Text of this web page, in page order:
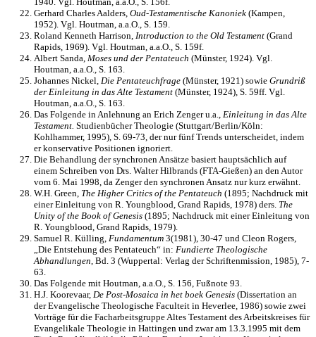
Gerhard Charles Aalders, Oud-Testamentische Kanoniek (Kampen,
1952). Vgl. Houtman, a.a.O., S. 159.
Roland Kenneth Harrison, Introduction to the Old Testament (Grand
Rapids, 1969). Vgl. Houtman, a.a.O., S. 159f.
Albert Sanda, Moses und der Pentateuch (Münster, 1924). Vgl.
Houtman, a.a.O., S. 163.
Johannes Nickel, Die Pentateuchfrage (Münster, 1921) sowie Grundriß
der Einleitung in das Alte Testament (Münster, 1924), S. 59ff. Vgl.
Houtman, a.a.O., S. 163.
Das Folgende in Anlehnung an Erich Zenger u.a., Einleitung in das Alte
Testament. Studienbücher Theologie (Stuttgart/Berlin/Köln:
Kohlhammer, 1995), S. 69-73, der nur fünf Trends unterscheidet, indem
er konservative Positionen ignoriert.
Die Behandlung der synchronen Ansätze basiert hauptsächlich auf
einem Schreiben von Drs. Walter Hilbrands (FTA-Gießen) an den Autor
vom 6. Mai 1998, da Zenger den synchronen Ansatz nur kurz erwähnt.
W.H. Green, The Higher Critics of the Pentateuch (1895; Nachdruck mit
einer Einleitung von R. Youngblood, Grand Rapids, 1978) ders. The
Unity of the Book of Genesis (1895; Nachdruck mit einer Einleitung von
R. Youngblood, Grand Rapids, 1979).
Samuel R. Külling, Fundamentum 3(1981), 30-47 und Cleon Rogers,
„Die Entstehung des Pentateuch“ in: Fundierte Theologische
Abhandlungen, Bd. 3 (Wuppertal: Verlag der Schriftenmission, 1985), 7-
63.
Das Folgende mit Houtman, a.a.O., S. 156, Fußnote 93.
H.J. Koorevaar, De Post-Mosaica in het boek Genesis (Dissertation an
der Evangelische Theologische Faculteit in Heverlee, 1986) sowie zwei
Vorträge für die Facharbeitsgruppe Altes Testament des Arbeitskreises für
Evangelikale Theologie in Hattingen und zwar am 13.3.1995 mit dem